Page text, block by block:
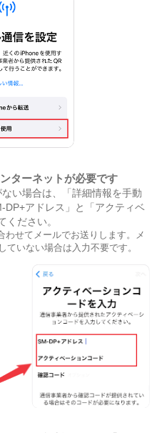
ターネットが必要です
い場合は、「詳細情報を手動
DP+アドレス」と「アクティベ
ください。
わせてメールでお送りします。メ
ていない場合は入力不要です。